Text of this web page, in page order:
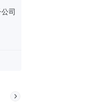
司